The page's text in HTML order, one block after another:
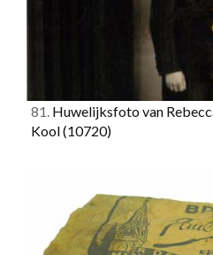
81. Huwelijksfoto van
Kool(10720)